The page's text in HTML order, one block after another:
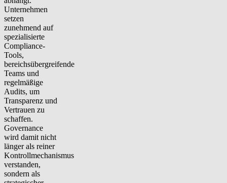
Unternehmen
setzen
zunehmend auf
spezialisierte
Compliance-
Tools,
bereichsübergreifende
Teams und
regelmäßige
Audits, um
Transparenz und
Vertrauen zu
schaffen.
Governance
wird damit nicht
länger als reiner
Kontrollmechanismus
verstanden,
sondern als